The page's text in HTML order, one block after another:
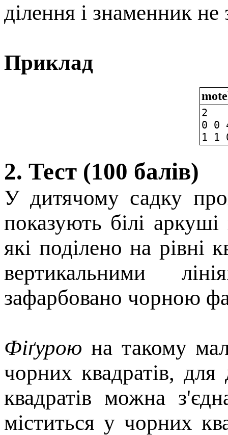
дiлення i знаменник не
Приклад
2
0 0
1 1
2. Тест (100 балів)
У дитячому садку
показують бiлi аркушi
якi подiлено на рiвнi
вертикальними
зафарбовано чорною
Фiґурою на такому
чорних квадратiв, для
квадратiв можна
мiститься у чорних